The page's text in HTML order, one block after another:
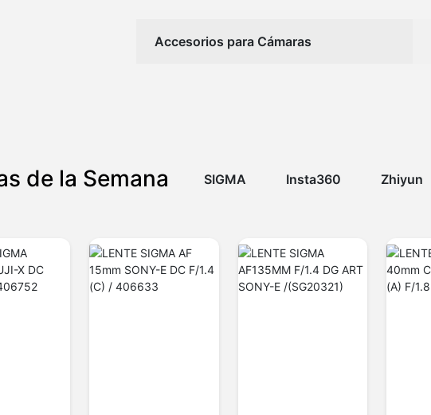
Accesorios para Cámaras
de la Semana SIGMA Insta360 Zhiyun